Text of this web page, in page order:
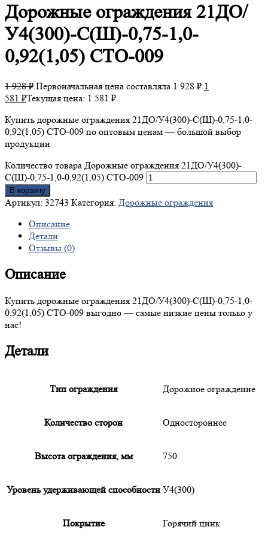
Дорожныеограждения 21ДО/
У4(300)-С(Ш)-0,75-1,0-
0,92(1,05) СТО-009
1 928₽ Первоначальная цена составляла 1 928 ₽.1
581 ₽Текущая цена: 1 581 ₽.
Купить дорожные ограждения 21ДО/У4(300)-С(Ш)-0,75-1,0-
0,92(1,05) СТО-009 по оптовым ценам — большой выбор
продукции
Количество товара Дорожные ограждения 21ДО/У4(300)-
С(Ш)-0,75-1,0-0,92(1,05) СТО-009
В корзину
Артикул: 32743 Категория: Дорожные ограждения
Описание
Детали
Отзывы (0)
Описание
Купить дорожные ограждения 21ДО/У4(300)-С(Ш)-0,75-1,0-
0,92(1,05) СТО-009 выгодно — самые низкие цены только у
нас!
Детали
Тип ограждения Дорожное ограждение
Количество сторон Одностороннее
Высота ограждения, мм 750
Уровень удерживающей способности У4(300)
Покрытие Горячий цинк